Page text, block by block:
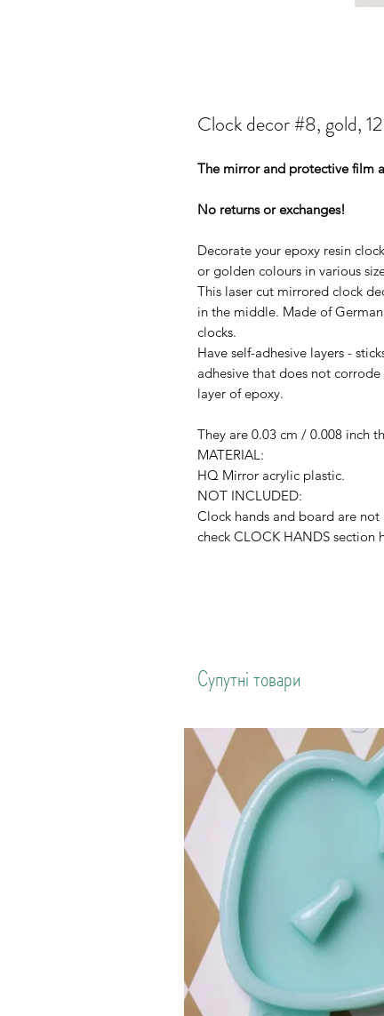
Clock decor #8, gold,
The mirror and protective film
No returns or exchanges!
Decorate your epoxy resin
or golden colours in various
This laser cut mirrored clock
in the middle. Made of
clocks.
Have self-adhesive layers -
adhesive that does not
layer of epoxy.
They are 0.03 cm / 0.008 inch
MATERIAL:
HQ Mirror acrylic plastic.
NOT INCLUDED:
Clock hands and board are
check CLOCK HANDS section
Супутні товари